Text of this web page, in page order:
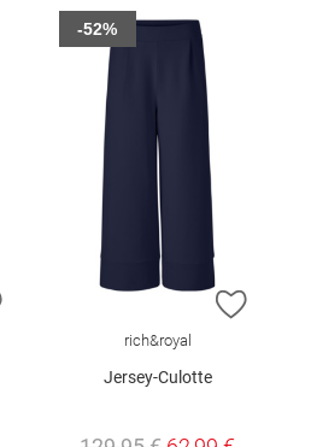
ZUR WUNSCHLISTE HINZUFÜGEN
ZUR
rich&royal
Jersey-Culotte
-52%